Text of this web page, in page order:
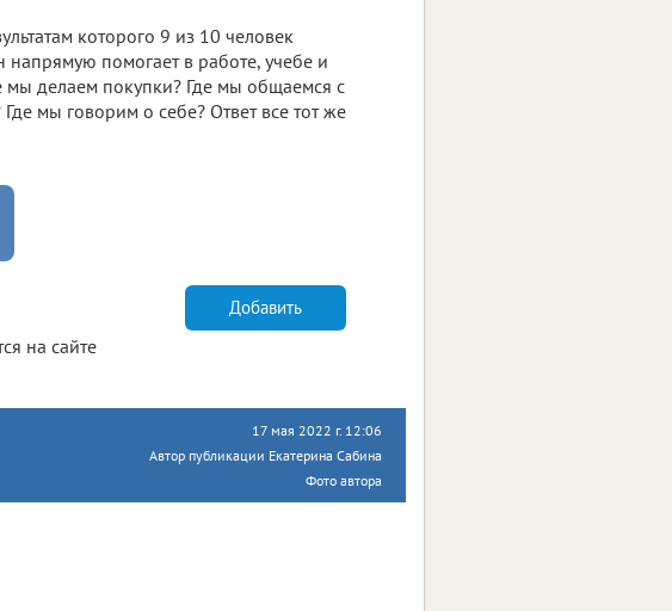
которого 9 из 10 человек
помогает в работе, учебе и
мы делаем покупки? Где мы общаемся с
мы говорим о себе? Ответ все тот же
на сайте
Добавить
17 мая 2022 г. 12:06
Автор публикации Екатерина Сабина
Фото автора